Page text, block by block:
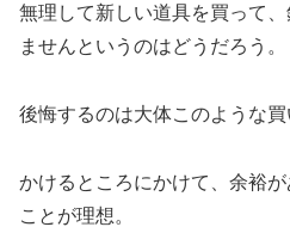
無理して新しい道具を買って
ませんというのはどうだろう。
後悔するのは大体このような買
かけるところにかけて、余裕
ことが理想。